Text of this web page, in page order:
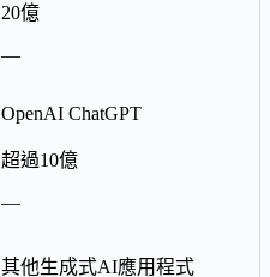
20億
—
OpenAI ChatGPT
超過10億
—
其他生成式AI應用程式